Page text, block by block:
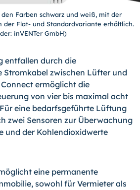
Farben schwarz und weiß, mit der
der Flat- und Standardvariante erhältlich.
inVENTer GmbH)
entfallen durch die
Stromkabel zwischen Lüfter und
ermöglicht die
von vier bis maximal acht
eine bedarfsgeführte Lüftung
zwei Sensoren zur Überwachung
und der Kohlendioxidwerte
eine permanente
sowohl für Vermieter als